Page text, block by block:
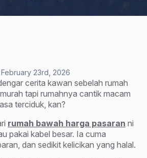
February 23rd, 2026
cerita kawan sebelah rumah
tapi rumahnya cantik macam
terciduk, kan?
rumah bawah harga pasaran ni
pakai kabel besar. Ia cuma
dan sedikit kelicikan yang halal.